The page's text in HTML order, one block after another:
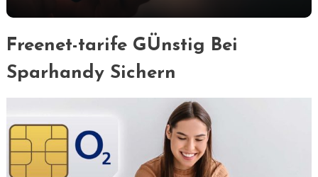
Freenet-tarife GÜnstig Bei
Sparhandy Sichern